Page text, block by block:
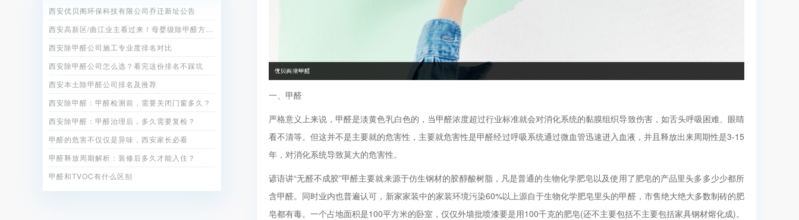
西安优贝阁环保科技有限公司乔迁新址公告
西安除甲醛公司施工专业度排名对比
西安除甲醛公司怎么选？看完这份排名不踩坑
西安本土除甲醛公司排名及推荐
西安除甲醛：甲醛检测前，需要关闭门窗多久？
西安除甲醛：甲醛治理后，多久需要复检？
甲醛的危害不仅仅是异味，西安家长必看
甲醛释放周期解析：装修后多久才能入住？
甲醛和TVOC有什么区别
一、甲醛
严格意义上来说，甲醛是淡黄色乳白色的，当甲醛浓度超过行业标准就会对消化系统的黏膜组织导致伤害，如舌头呼吸困难、眼睛
看不清等。但这并不是主要就的危害性，主要就危害性是甲醛经过呼吸系统通过微血管迅速进入血液，并且释放出来周期性是3-15
年，对消化系统导致莫大的危害性。
谚语讲“无醛不成胶”甲醛主要就来源于仿生钢材的胶醇酸树脂，凡是普通的生物化学肥皂以及使用了肥皂的产品里头多多少少都所
含甲醛。同时业内也普遍认可，新家家装中的家装环境污染60%以上源自于生物化学肥皂里头的甲醛，市售绝大绝大多数制砖的肥
皂都有毒。一个占地面积是100平方米的卧室，仅仅外墙批喷漆要是用100千克的肥皂(还不主要包括不主要包括家具钢材熔化成)。